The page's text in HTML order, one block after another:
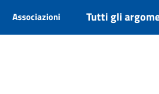
Associazioni Tutti gli